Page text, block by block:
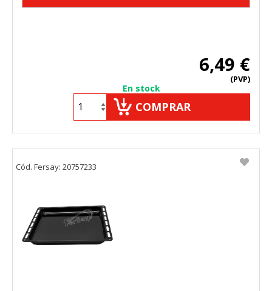
6,49 €
(PVP)
En stock
COMPRAR
Cód. Fersay: 20757233
Cookies Utilizadas:
Estas cookies pueden ser establecidas a través de nuestro
sitio por nuestros socios publicitarios. Pueden ser
utilizadas por esas empresas para crear un perfil de sus
intereses y mostrarle anuncios relevantes en otros sitios.
No almacenan directamente información personal, sino
que se basan en la identificación única de su navegador y
_evAd, _evCoupon, _evSubscription, _evPromt
GUARDAR CONFIGURACIÓN